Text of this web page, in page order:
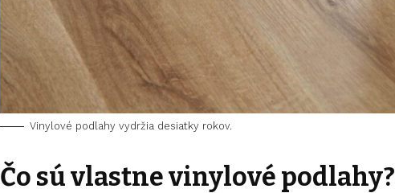
Vinylové podlahy vydržia desiatky rokov.
Čo sú vlastne vinylové podlahy?